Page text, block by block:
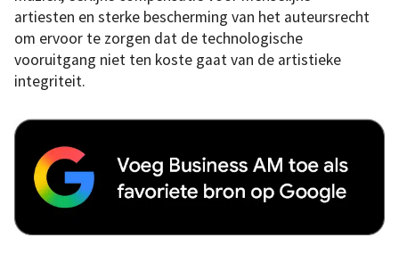
artiesten en sterke bescherming van het auteursrecht
om ervoor te zorgen dat de technologische
vooruitgang niet ten koste gaat van de artistieke
integriteit.